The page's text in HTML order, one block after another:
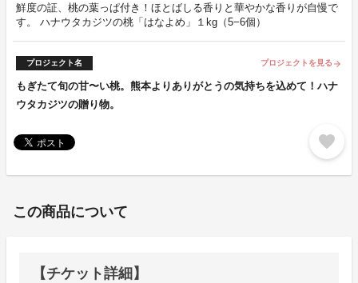
鮮度の証、桃の葉っぱ付き！ほとばしる香りと華やかな香りが自慢で
す。 ハナウタカジツの桃「はなよめ」１kg（5−6個）
プロジェクト名 プロジェクトを見る arrow_forward
もぎたて旬の甘〜い桃。熊本よりありがとうの気持ちを込めて！ハナ
ウタカジツの贈り物。
favorite
この商品について
【チケット詳細】